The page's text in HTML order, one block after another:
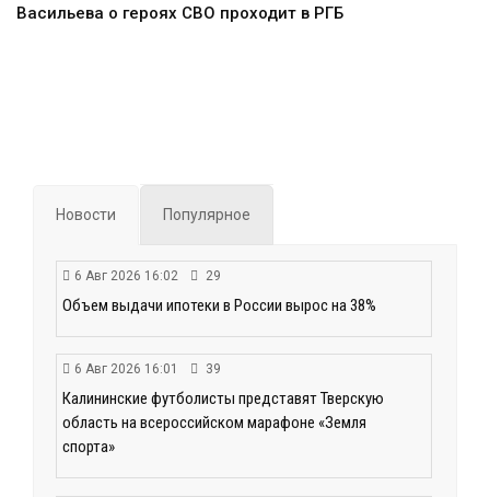
Васильева о героях СВО проходит в РГБ
Новости Популярное
6 Авг 2026 16:02 29
Объем выдачи ипотеки в России вырос на 38%
6 Авг 2026 16:01 39
Калининские футболисты представят Тверскую
область на всероссийском марафоне «Земля
спорта»